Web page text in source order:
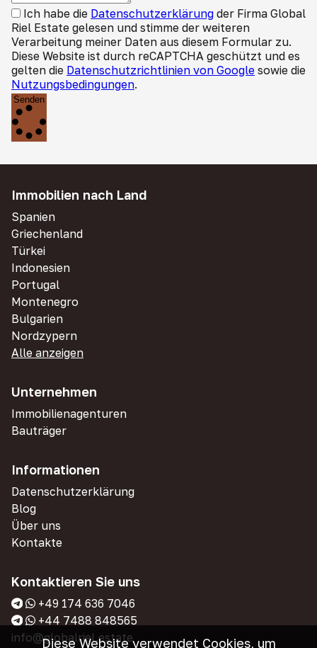
Ich habe die Datenschutzerklärung der Firma Global
Riel Estate gelesen und stimme der weiteren
Verarbeitung meiner Daten aus diesem Formular zu.
Diese Website ist durch reCAPTCHA geschützt und es
gelten die Datenschutzrichtlinien von Google sowie die
Nutzungsbedingungen.
Senden
Immobilien nach Land
Spanien
Griechenland
Türkei
Indonesien
Portugal
Montenegro
Bulgarien
Nordzypern
Alle anzeigen
Unternehmen
Immobilienagenturen
Bauträger
Informationen
Datenschutzerklärung
Blog
Über uns
Kontakte
Kontaktieren Sie uns
+49 174 636 7046
+44 7488 848565
info@globalriel.estate
Diese Website verwendet Cookies, um